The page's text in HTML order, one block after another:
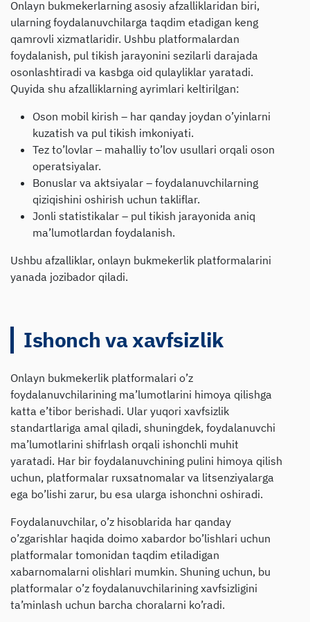
Onlayn bukmekerlarning asosiy afzalliklaridan biri,
ularning foydalanuvchilarga taqdim etadigan keng
qamrovli xizmatlaridir. Ushbu platformalardan
foydalanish, pul tikish jarayonini sezilarli darajada
osonlashtiradi va kasbga oid qulayliklar yaratadi.
Quyida shu afzalliklarning ayrimlari keltirilgan:
Oson mobil kirish – har qanday joydan o’yinlarni
kuzatish va pul tikish imkoniyati.
Tez to’lovlar – mahalliy to’lov usullari orqali oson
operatsiyalar.
Bonuslar va aktsiyalar – foydalanuvchilarning
qiziqishini oshirish uchun takliflar.
Jonli statistikalar – pul tikish jarayonida aniq
ma’lumotlardan foydalanish.
Ushbu afzalliklar, onlayn bukmekerlik platformalarini
yanada jozibador qiladi.
Ishonch va xavfsizlik
Onlayn bukmekerlik platformalari o’z
foydalanuvchilarining ma’lumotlarini himoya qilishga
katta e’tibor berishadi. Ular yuqori xavfsizlik
standartlariga amal qiladi, shuningdek, foydalanuvchi
ma’lumotlarini shifrlash orqali ishonchli muhit
yaratadi. Har bir foydalanuvchining pulini himoya qilish
uchun, platformalar ruxsatnomalar va litsenziyalarga
ega bo’lishi zarur, bu esa ularga ishonchni oshiradi.
Foydalanuvchilar, o’z hisoblarida har qanday
o’zgarishlar haqida doimo xabardor bo’lishlari uchun
platformalar tomonidan taqdim etiladigan
xabarnomalarni olishlari mumkin. Shuning uchun, bu
platformalar o’z foydalanuvchilarining xavfsizligini
ta’minlash uchun barcha choralarni ko’radi.